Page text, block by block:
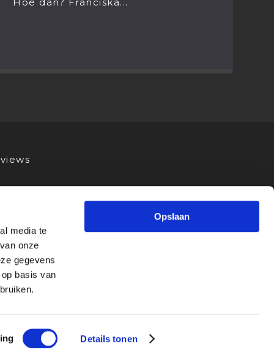
media te
onze
gegevens
basis van
Details tonen
Opslaan
wel netjes om mezelf even voor te